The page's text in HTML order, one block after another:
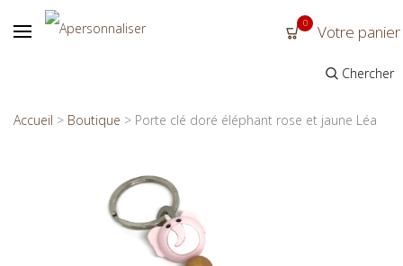
0 Votre panier
Chercher
Accueil > Boutique > Porte clé doré éléphant rose et jaune Léa